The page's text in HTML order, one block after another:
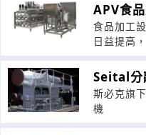
APV食
食品加工
日益提高，
Seital分
斯必克旗
機